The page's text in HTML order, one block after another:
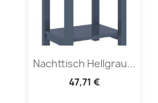
Nachttisch Hellgrau...
47,71 €